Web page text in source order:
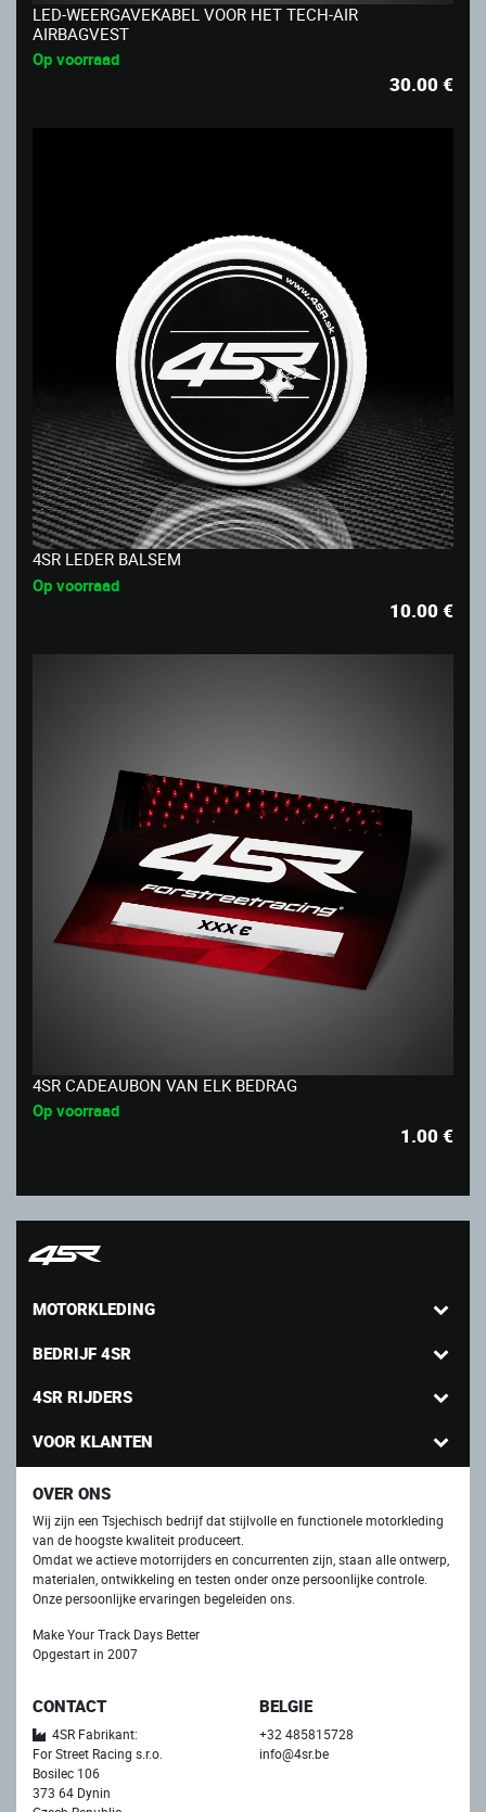
LED-WEERGAVEKABEL VOOR HET TECH-AIR
AIRBAGVEST
Op voorraad
30.00€
4SR LEDER BALSEM
Op voorraad
10.00€
4SR CADEAUBON VAN ELK BEDRAG
Op voorraad
1.00€
MOTORKLEDING
BEDRIJF 4SR
4SR RIJDERS
VOOR KLANTEN
OVER ONS
Wij zijn een Tsjechisch bedrijf dat stijlvolle en functionele motorkleding
van de hoogste kwaliteit produceert.
Omdat we actieve motorrijders en concurrenten zijn, staan ​​alle ontwerp,
materialen, ontwikkeling en testen onder onze persoonlijke controle.
Onze persoonlijke ervaringen begeleiden ons.
Make Your Track Days Better
Opgestart in 2007
CONTACT
4SR Fabrikant:
For Street Racing s.r.o.
Bosilec 106
373 64 Dynin
BELGIE
+32 485815728
info@4sr.be